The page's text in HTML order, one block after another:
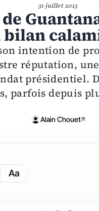
31 juillet 2015
intention de
réputation,
présidentiel.
parfois depuis
Alain Chouet
Aa